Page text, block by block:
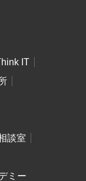
IT
談室
ミー